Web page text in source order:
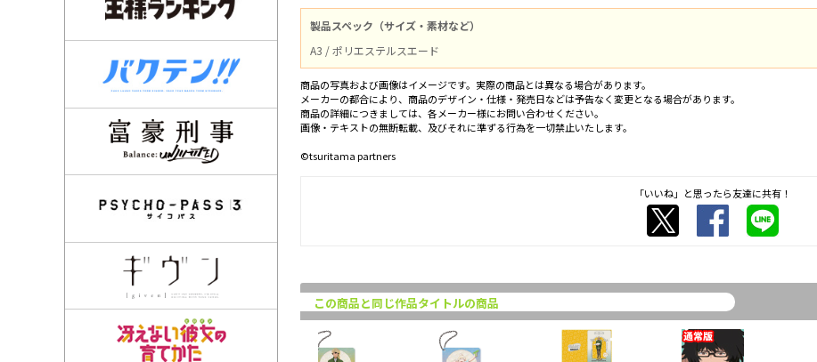
製品スペック（サイズ・素材など）
A3 / ポリエステルスエード
商品の写真および画像はイメージです。実際の商品とは異なる場合があります。
メーカーの都合により、商品のデザイン・仕様・発売日などは予告なく変更となる場合があります。
商品の詳細につきましては、各メーカー様にお問い合わせください。
画像・テキストの無断転載、及びそれに準ずる行為を一切禁止いたします。
©tsuritama partners
「いいね」と思ったら友達に共有！
この商品と同じ作品タイトルの商品